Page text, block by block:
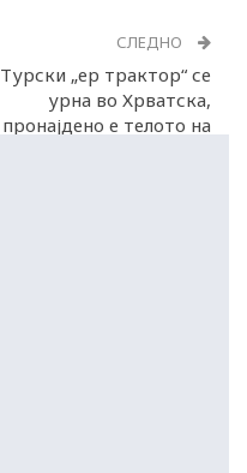
СЛЕДНО
Турски „ер трактор“ се
урна во Хрватска,
пронајдено е телото на